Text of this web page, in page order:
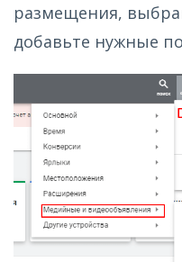
размещения,
добавьте нужные